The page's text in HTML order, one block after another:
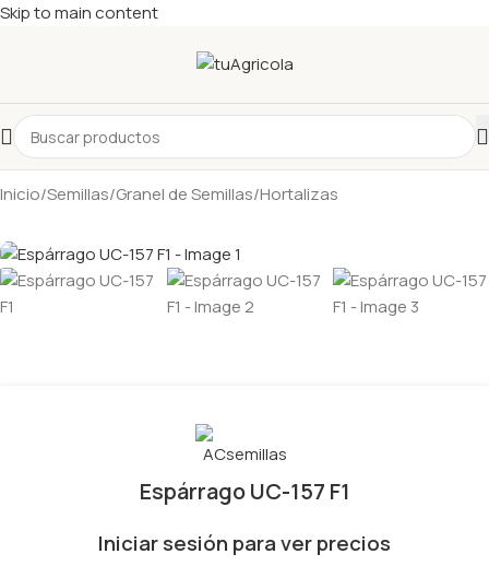
Skip to main content
Inicio/Semillas/Granel de Semillas/Hortalizas
Espárrago UC-157 F1
Iniciar sesión para ver precios